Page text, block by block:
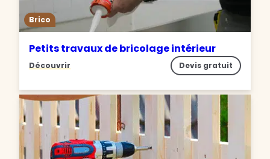
Brico
Petits travaux de bricolage intérieur
Découvrir Devis gratuit